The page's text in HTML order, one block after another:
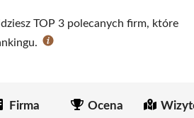
TOP 3 polecanych firm, które
Firma Ocena